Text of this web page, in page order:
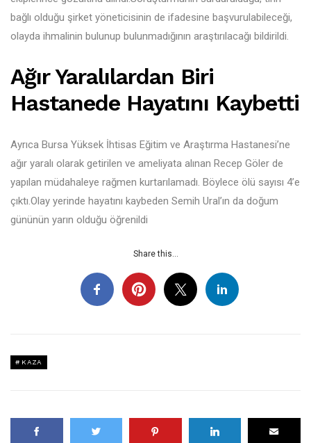
bağlı olduğu şirket yöneticisinin de ifadesine başvurulabileceği,
olayda ihmalinin bulunup bulunmadığının araştırılacağı bildirildi.
Ağır Yaralılardan Biri
Hastanede Hayatını Kaybetti
Ayrıca Bursa Yüksek İhtisas Eğitim ve Araştırma Hastanesi’ne
ağır yaralı olarak getirilen ve ameliyata alınan Recep Göler de
yapılan müdahaleye rağmen kurtarılamadı. Böylece ölü sayısı 4’e
çıktı.Olay yerinde hayatını kaybeden Semih Ural’ın da doğum
gününün yarın olduğu öğrenildi
Share this...
KAZA